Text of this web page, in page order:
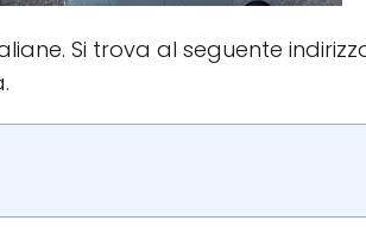
Si trova al seguente